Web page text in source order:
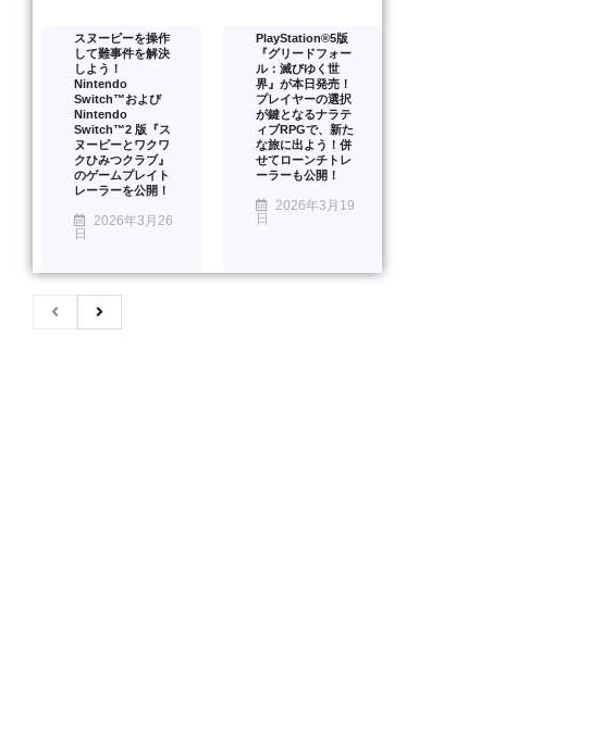
スヌーピーを操作
して難事件を解決
しよう！
Nintendo
Switch™および
Nintendo
Switch™2 版『ス
ヌーピーとワクワ
クひみつクラブ』
のゲームプレイト
レーラーを公開！
2026年3月26
日
PlayStation®5版
『グリードフォー
ル：滅びゆく世
界』が本日発売！
プレイヤーの選択
が鍵となるナラテ
ィブRPGで、新た
な旅に出よう！併
せてローンチトレ
ーラーも公開！
2026年3月19
日